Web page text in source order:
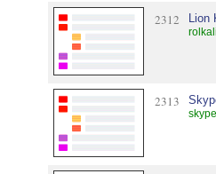
2312 Lion
2313